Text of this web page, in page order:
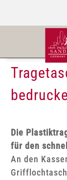
Die
für den
An den